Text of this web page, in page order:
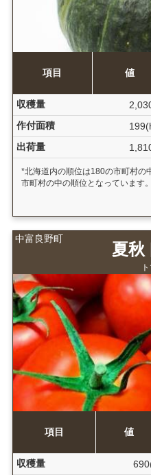
項目 値
収穫量
作付面積
出荷量
*北海道内の順位は180の市町村の
市町村の中の順位となっています。
中富良野町
夏秋
項目 値
収穫量